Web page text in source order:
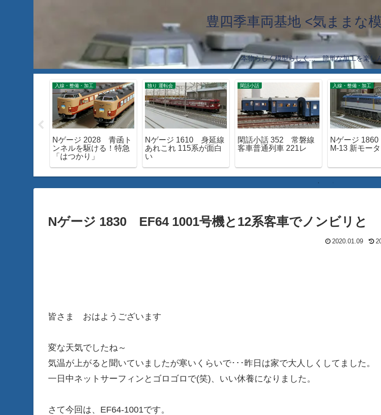
豊四季車両基地 <気ままな
本物らしく模型らしく… 簡単な加工を楽し
入線・整備・加工
Nゲージ 2028 青函ト
ンネルを駆ける！特急
「はつかり」
独り 運転会
Nゲージ 1610 身延線
あれこれ 115系が面白
い
閑話小話
閑話小話 352 常磐線
客車普通列車 221レ
入線・整備・加工
Nゲージ
M-13 新モー
Nゲージ 1830 EF64 1001号機と12系客車でノンビリと
2020.01.09
皆さま おはようございます
変な天気でしたね～
気温が上がると聞いていましたが寒いくらいで･･･昨日は家で大人しくしてました。
一日中ネットサーフィンとゴロゴロで(笑)、いい休養になりました。
さて今回は、EF64-1001です。